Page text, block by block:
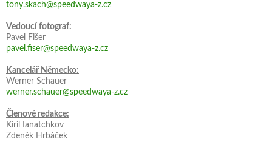
tony.skach@speedwaya-z.cz
Vedoucí fotograf:
Pavel Fišer
pavel.fiser@speedwaya-z.cz
Kancelář Německo:
Werner Schauer
werner.schauer@speedwaya-z.cz
Členové redakce:
Kiril Ianatchkov
Zdeněk Hrbáček